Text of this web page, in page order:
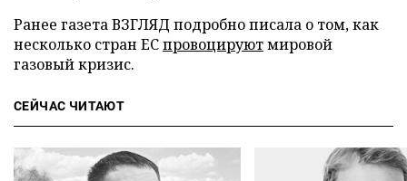
Ранее газета ВЗГЛЯД подробно писала о том, как
несколько стран ЕСпровоцируютмировой
газовый кризис.
СЕЙЧАС ЧИТАЮТ